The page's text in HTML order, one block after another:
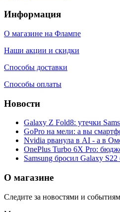
Информация
О магазине на Флампе
Наши акции и скидки
Способы доставки
Способы оплаты
Новости
Galaxy Z Fold8: утечки
GoPro на мели: а вы
Nvidia рванула в AI - а в
OnePlus Turbo 6X Pro:
Samsung бросил Galaxy
О магазине
Следите за новостями и